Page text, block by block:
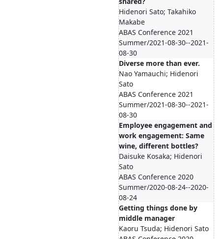
Hidenori Sato; Takahiko
Makabe
ABAS Conference 2021
Summer/2021-08-30--2021-
08-30
Diverse more than ever.
Nao Yamauchi; Hidenori
Sato
ABAS Conference 2021
Summer/2021-08-30--2021-
08-30
Employee engagement and
work engagement: Same
wine, different bottles?
Daisuke Kosaka; Hidenori
Sato
ABAS Conference 2020
Summer/2020-08-24--2020-
08-24
Getting things done by
middle manager
Kaoru Tsuda; Hidenori Sato